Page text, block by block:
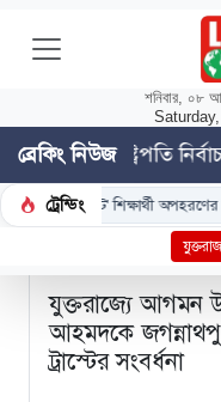
শনিবার, ০৮
ব্রেকিং নিউজ
২০ আগস্ট
ট্রেন্ডিং
নেত্রকোণা জুলাই আন্দোলন
যুক্তরাজ্যে আগমন
আহমদকে
ট্রাস্টের সংবর্ধনা